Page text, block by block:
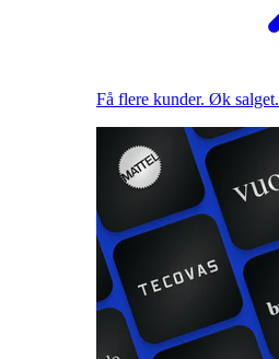
Få flere kunder. Øk salget.